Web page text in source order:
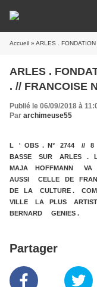
Accueil » ARLES .
ARLES . FONDATION LUMA . MAJA HOFFMANN
.
Publié le 06/09/2018 à
Par archimeuse55
L ' OBS . N° 2744 //
BASSE SUR ARLES .
MAJA HOFFMANN
AUSSI CELLE DE
DE LA CULTURE .
VILLE LA PLUS
BERNARD GENIES .
Partager